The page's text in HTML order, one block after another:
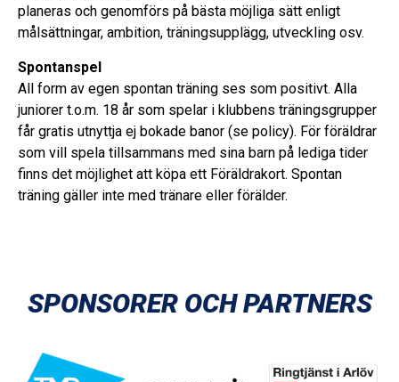
planeras och genomförs på bästa möjliga sätt enligt
målsättningar, ambition, träningsupplägg, utveckling osv.
Spontanspel
All form av egen spontan träning ses som positivt. Alla
juniorer t.o.m. 18 år som spelar i klubbens träningsgrupper
får gratis utnyttja ej bokade banor (se policy). För föräldrar
som vill spela tillsammans med sina barn på lediga tider
finns det möjlighet att köpa ett Föräldrakort. Spontan
träning gäller inte med tränare eller förälder.
SPONSORER OCH PARTNERS